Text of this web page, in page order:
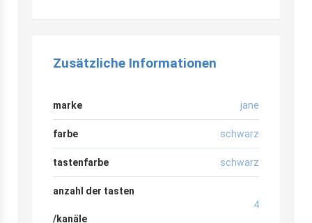
Zusätzliche Informationen
marke jane
farbe schwarz
tastenfarbe schwarz
anzahl der tasten
/kanäle
4